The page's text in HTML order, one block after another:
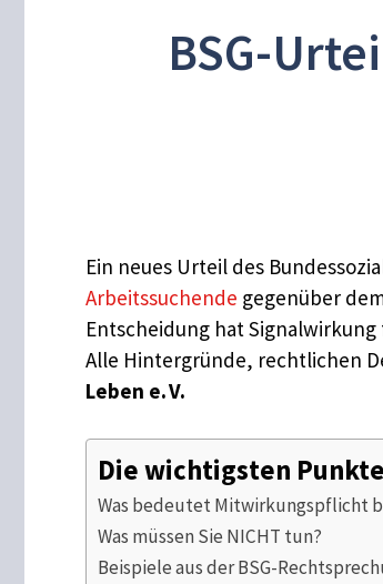
BSG-
Ein neues Urteil des
Arbeitssuchende gegenüber
Entscheidung hat
Alle Hintergründe, rechtlichen
Leben e. V.
Die wichtigsten
Was bedeutet Mitwirkungspflicht
Was müssen Sie NICHT tun?
Beispiele aus der BSG-